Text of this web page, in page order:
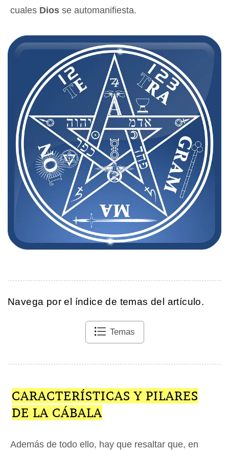
cuales Dios se automanifiesta.
Navega por el índice de temas del artículo.
Temas
CARACTERÍSTICAS Y PILARES
DE LA CÁBALA
Además de todo ello, hay que resaltar que, en